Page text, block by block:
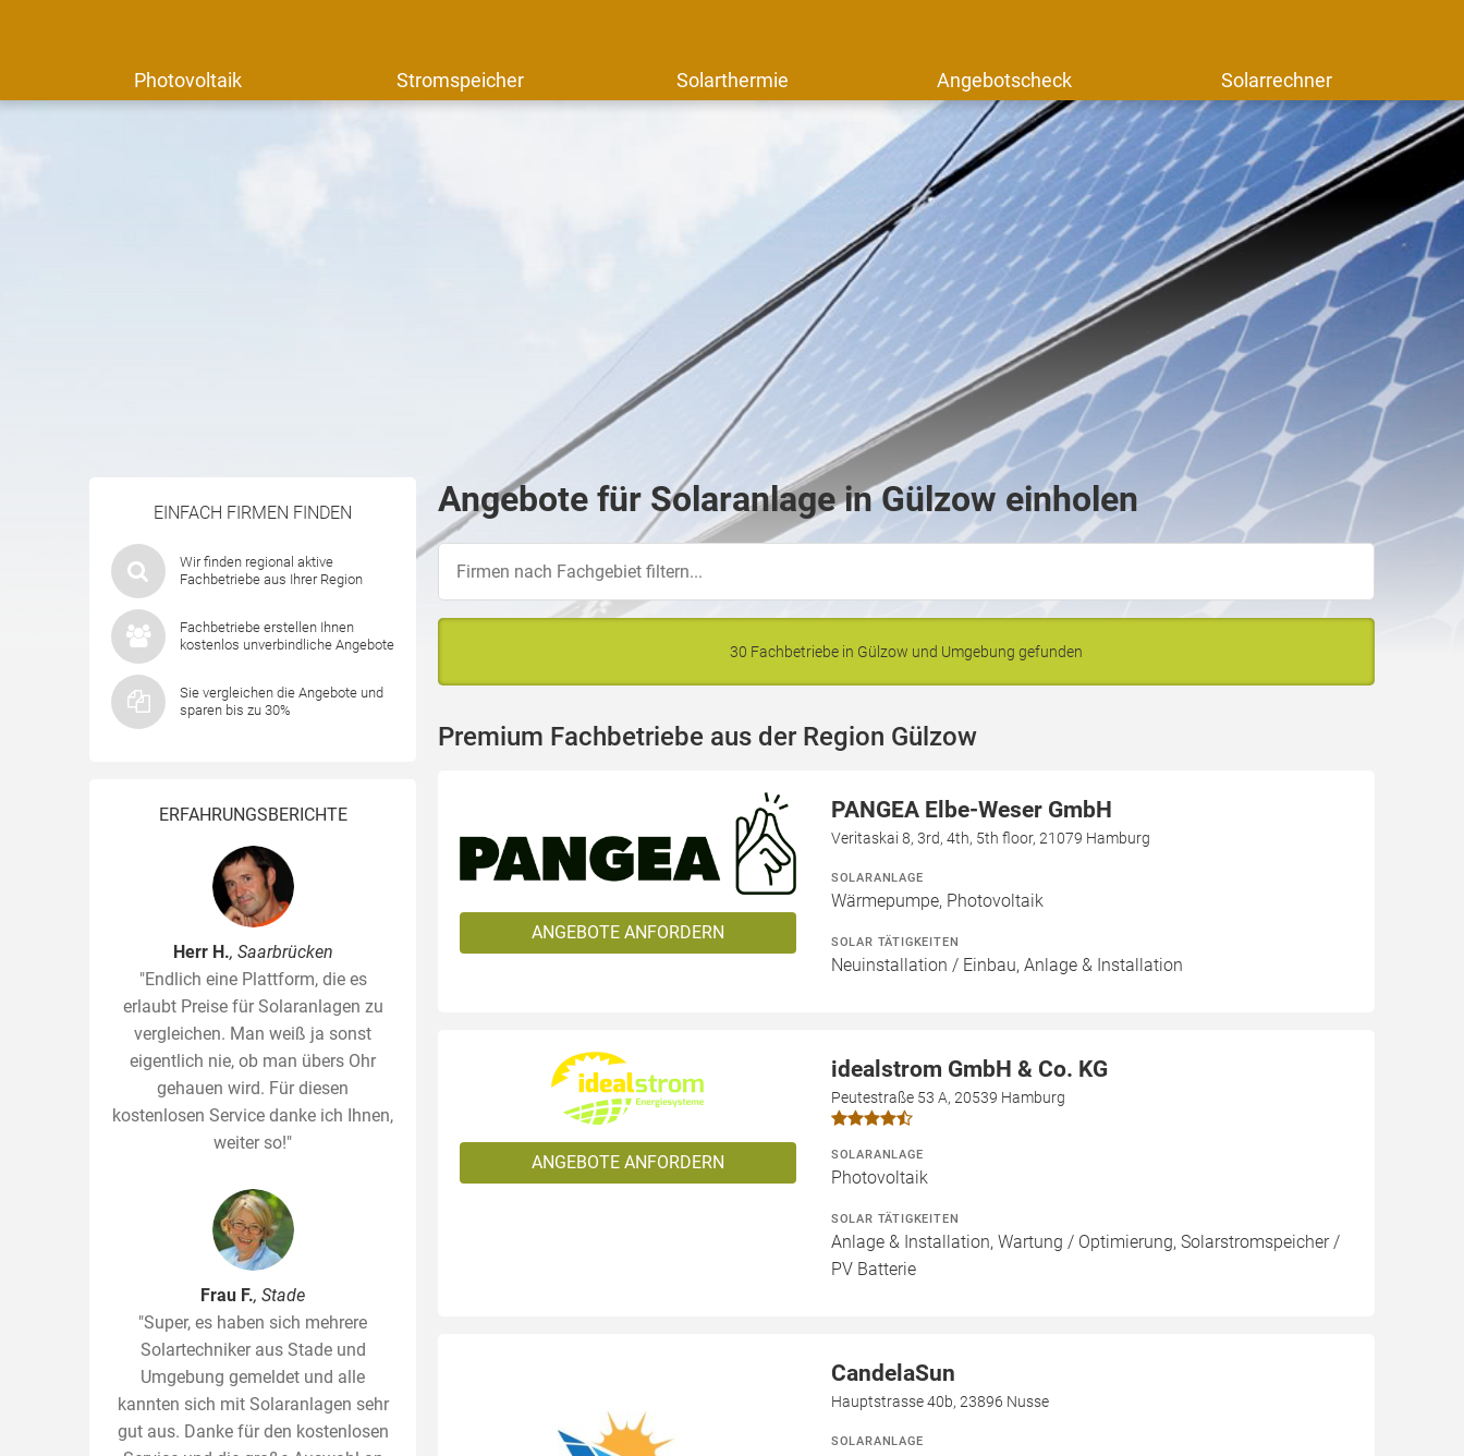
Photovoltaik Stromspeicher Solarthermie Angebotscheck Solarrechner
EINFACH FIRMEN FINDEN
Wir finden regional aktive
Fachbetriebe aus Ihrer Region
Fachbetriebe erstellen Ihnen
kostenlos unverbindliche Angebote
Sie vergleichen die Angebote und
sparen bis zu 30%
ERFAHRUNGSBERICHTE
Herr H., Saarbrücken
"Endlich eine Plattform, die es
erlaubt Preise für Solaranlagen zu
vergleichen. Man weiß ja sonst
eigentlich nie, ob man übers Ohr
gehauen wird. Für diesen
kostenlosen Service danke ich Ihnen,
weiter so!"
Frau F., Stade
"Super, es haben sich mehrere
Solartechniker aus Stade und
Umgebung gemeldet und alle
kannten sich mit Solaranlagen sehr
gut aus. Danke für den kostenlosen
Angebote für Solaranlage in Gülzow einholen
30 Fachbetriebe in Gülzow und Umgebung gefunden
Premium Fachbetriebe aus der Region Gülzow
ANGEBOTE ANFORDERN
PANGEA Elbe-Weser GmbH
Veritaskai 8, 3rd, 4th, 5th floor, 21079 Hamburg
SOLARANLAGE
Wärmepumpe, Photovoltaik
SOLAR TÄTIGKEITEN
Neuinstallation / Einbau, Anlage & Installation
ANGEBOTE ANFORDERN
idealstrom GmbH & Co. KG
Peutestraße 53 A, 20539 Hamburg
SOLARANLAGE
Photovoltaik
SOLAR TÄTIGKEITEN
Anlage & Installation, Wartung / Optimierung, Solarstromspeicher /
PV Batterie
CandelaSun
Hauptstrasse 40b, 23896 Nusse
SOLARANLAGE